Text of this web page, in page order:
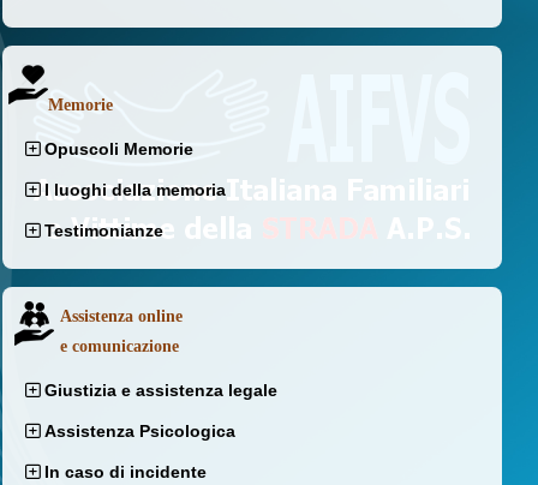
Memorie
Opuscoli Memorie
I luoghi della memoria
Testimonianze
Assistenza online
e comunicazione
Giustizia e assistenza legale
Assistenza Psicologica
In caso di incidente